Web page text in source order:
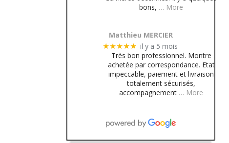
bons, … More
Matthieu MERCIER
★★★★★ il y a 5 mois
Très bon professionnel. Montre
achetée par correspondance. Etat
impeccable, paiement et livraison
totalement sécurisés,
accompagnement … More